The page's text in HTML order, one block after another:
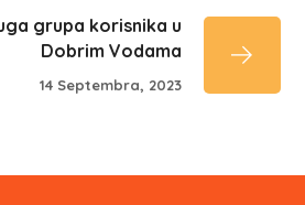
grupa korisnika u
Dobrim Vodama
14 Septembra, 2023